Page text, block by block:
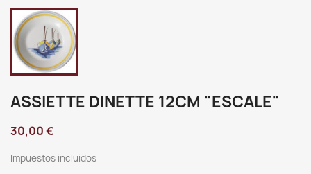
ASSIETTE DINETTE 12CM "ESCALE"
30,00 €
Impuestos incluidos